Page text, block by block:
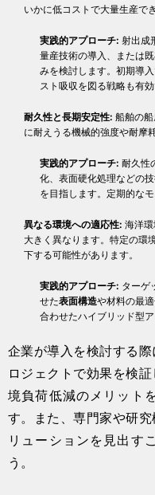
いかに低コストで大量生産で
実践的アプローチ: 射出成
量産技術の導入、または
みを検討します。初期導
スト吸収を図る戦略も有効
耐久性と長期安定性: 船舶の
に耐えうる機械的強度や耐摩
実践的アプローチ: 耐久性
化、表面硬化処理などの
を目指します。定期的な
異なる環境への適応性: 海洋
大きく異なります。特定の環
下する可能性があります。
実践的アプローチ: ターゲ
せた表面構造や材料の最
合わせたハイブリッド型ア
企業が導入を検討する
ロジェクトで効果を検
境負荷低減のメリット
す。また、専門家や研
リューションを見出す
う。